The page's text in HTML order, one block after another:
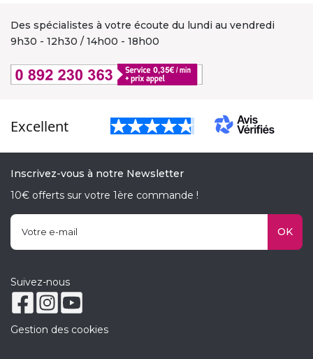
Des spécialistes à votre écoute du lundi au vendredi
9h30 - 12h30 / 14h00 - 18h00
Excellent
Inscrivez-vous à notre Newsletter
10€ offerts sur votre 1ère commande !
OK
Suivez-nous
Gestion des cookies